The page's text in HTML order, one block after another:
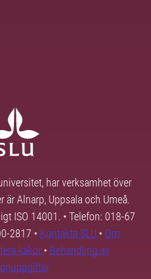
har verksamhet över
är Alnarp, Uppsala och Umeå.
ISO 14001. • Telefon: 018-67
2817 • Kontakta SLU • Om
kakor • Behandling av